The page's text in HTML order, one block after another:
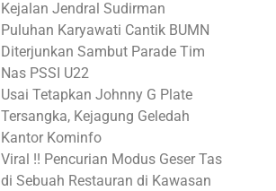
Kejalan Jendral Sudirman
Puluhan Karyawati Cantik BUMN
Diterjunkan Sambut Parade Tim
Nas PSSI U22
Usai Tetapkan Johnny G Plate
Tersangka, Kejagung Geledah
Kantor Kominfo
Viral !! Pencurian Modus Geser Tas
di Sebuah Restauran di Kawasan